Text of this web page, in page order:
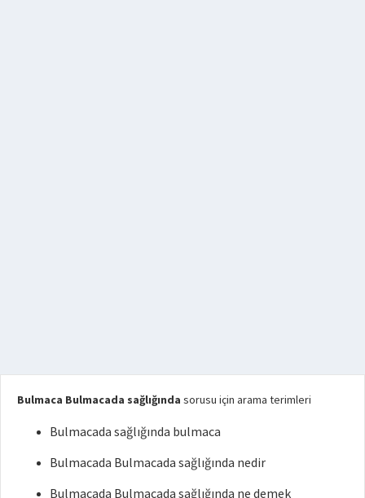
Bulmaca Bulmacada sağlığında sorusu için arama terimleri
Bulmacada sağlığında bulmaca
Bulmacada Bulmacada sağlığında nedir
Bulmacada Bulmacada sağlığında ne demek